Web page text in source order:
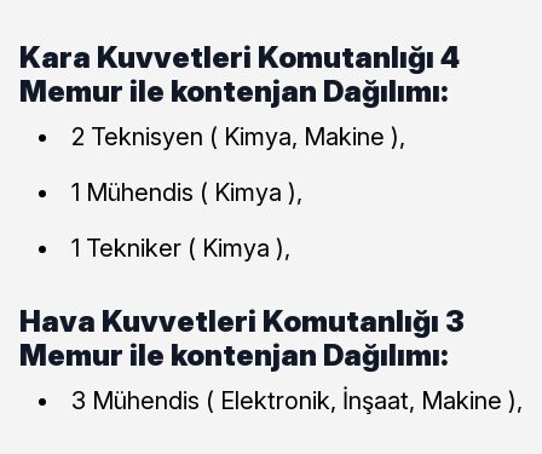
Kara Kuvvetleri Komutanlığı 4
Memur ile kontenjan Dağılımı:
2 Teknisyen ( Kimya, Makine ),
1 Mühendis ( Kimya ),
1 Tekniker ( Kimya ),
Hava Kuvvetleri Komutanlığı 3
Memur ile kontenjan Dağılımı:
3 Mühendis ( Elektronik, İnşaat, Makine ),